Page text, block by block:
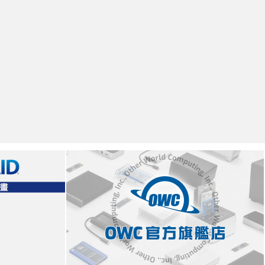
OWC
Shop